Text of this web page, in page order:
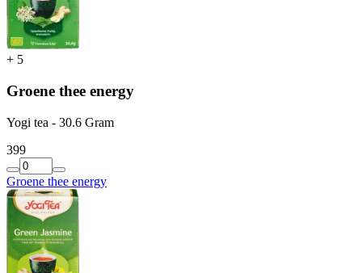
+ 5
Groene thee energy
Yogi tea - 30.6 Gram
399
Groene thee energy